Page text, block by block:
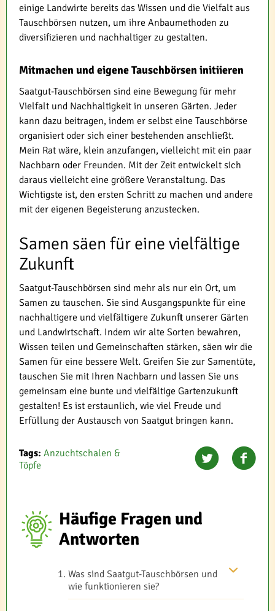
einige Landwirte bereits das Wissen und die Vielfalt aus
Tauschbörsen nutzen, um ihre Anbaumethoden zu
diversifizieren und nachhaltiger zu gestalten.
Mitmachen und eigene Tauschbörsen initiieren
Saatgut-Tauschbörsen sind eine Bewegung für mehr
Vielfalt und Nachhaltigkeit in unseren Gärten. Jeder
kann dazu beitragen, indem er selbst eine Tauschbörse
organisiert oder sich einer bestehenden anschließt.
Mein Rat wäre, klein anzufangen, vielleicht mit ein paar
Nachbarn oder Freunden. Mit der Zeit entwickelt sich
daraus vielleicht eine größere Veranstaltung. Das
Wichtigste ist, den ersten Schritt zu machen und andere
mit der eigenen Begeisterung anzustecken.
Samen säen für eine vielfältige
Zukunft
Saatgut-Tauschbörsen sind mehr als nur ein Ort, um
Samen zu tauschen. Sie sind Ausgangspunkte für eine
nachhaltigere und vielfältigere Zukunft unserer Gärten
und Landwirtschaft. Indem wir alte Sorten bewahren,
Wissen teilen und Gemeinschaften stärken, säen wir die
Samen für eine bessere Welt. Greifen Sie zur Samentüte,
tauschen Sie mit Ihren Nachbarn und lassen Sie uns
gemeinsam eine bunte und vielfältige Gartenzukunft
gestalten! Es ist erstaunlich, wie viel Freude und
Erfüllung der Austausch von Saatgut bringen kann.
Tags: Anzuchtschalen &
Töpfe
Häufige Fragen und
Antworten
Was sind Saatgut-Tauschbörsen und
wie funktionieren sie?